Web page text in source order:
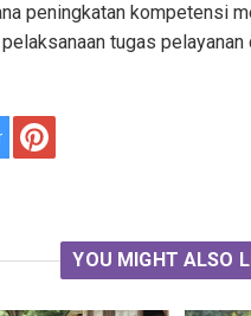
peningkatan kompetensi
tugas
YOU MIGHT ALSO